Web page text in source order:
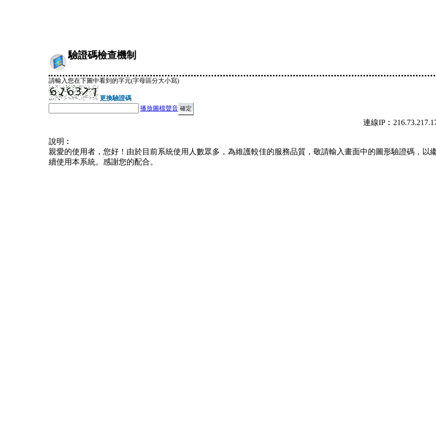
驗證碼檢查機制
請輸入您在下圖中看到的字元(字母區分大小寫)
更換驗證碼
播放圖檔聲音
連線
說明︰
親愛的使用者，您好！由於目前系統使用人數眾多，為維護較佳的服務品質，敬請輸入畫面中的圖形驗證碼，以
續使用本系統。感謝您的配合。